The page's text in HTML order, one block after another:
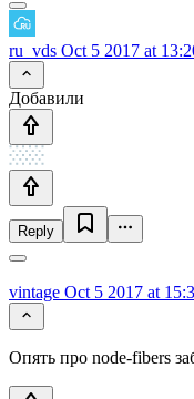
ru_vds Oct 5 2017 at
Добавили
Reply
vintage Oct 5 2017 at
Опять про node-fibers